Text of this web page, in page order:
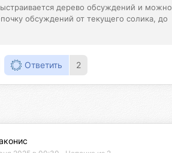
дерево обсуждений и можно
обсуждений от текущего солика, до
Ответить 2